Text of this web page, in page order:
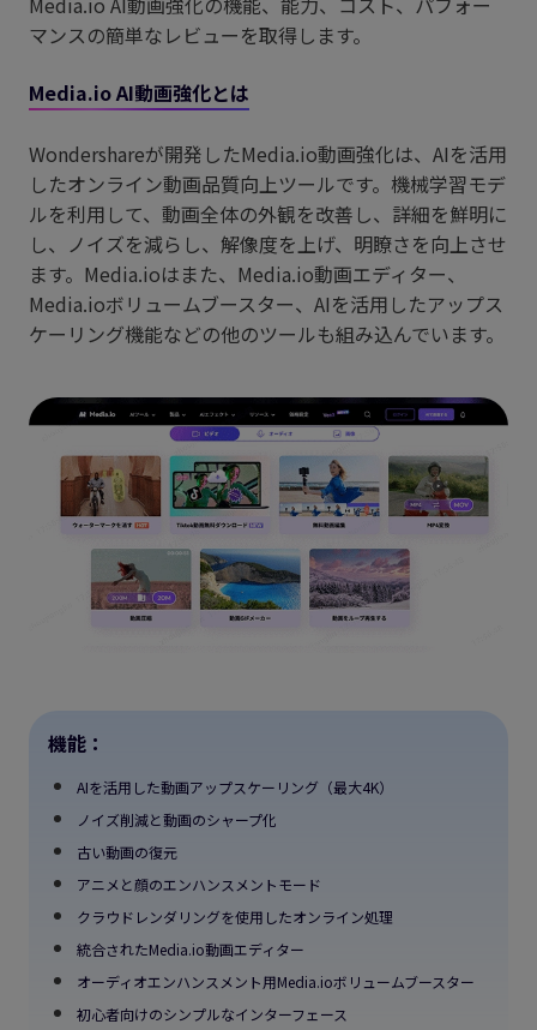
マンスの簡単なレビューを取得します。
Media.io AI動画強化とは
Wondershareが開発したMedia.io動画強化は、AIを活用
したオンライン動画品質向上ツールです。機械学習モデ
ルを利用して、動画全体の外観を改善し、詳細を鮮明に
し、ノイズを減らし、解像度を上げ、明瞭さを向上させ
ます。Media.ioはまた、Media.io動画エディター、
Media.ioボリュームブースター、AIを活用したアップス
ケーリング機能などの他のツールも組み込んでいます。
機能：
AIを活用した動画アップスケーリング（最大4K）
ノイズ削減と動画のシャープ化
古い動画の復元
アニメと顔のエンハンスメントモード
クラウドレンダリングを使用したオンライン処理
統合されたMedia.io動画エディター
オーディオエンハンスメント用Media.ioボリュームブースター
初心者向けのシンプルなインターフェース